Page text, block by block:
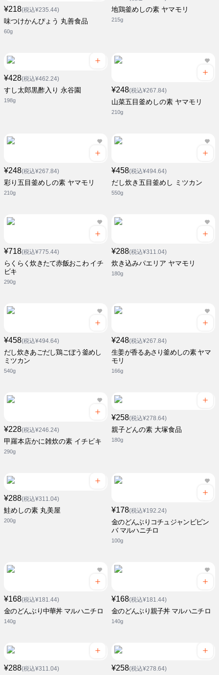
¥218(税込¥235.44)
味つけかんぴょう 丸善食品
60g
地鶏釜めしの素 ヤマモリ
215g
¥428(税込¥462.24)
すし太郎黒酢入り 永谷園
198g
¥248(税込¥267.84)
山菜五目釜めしの素 ヤマモリ
210g
¥248(税込¥267.84)
彩り五目釜めしの素 ヤマモリ
210g
¥458(税込¥494.64)
だし炊き五目釜めし ミツカン
550g
¥718(税込¥775.44)
らくらく炊きたて赤飯おこわ イチ
ビキ
290g
¥288(税込¥311.04)
炊き込みパエリア ヤマモリ
180g
¥458(税込¥494.64)
だし炊きあごだし鶏ごぼう釜めし
ミツカン
540g
¥248(税込¥267.84)
生姜が香るあさり釜めしの素 ヤマ
モリ
166g
¥228(税込¥246.24)
甲羅本店かに雑炊の素 イチビキ
290g
¥258(税込¥278.64)
親子どんの素 大塚食品
180g
¥288(税込¥311.04)
鮭めしの素 丸美屋
200g
¥178(税込¥192.24)
金のどんぶりコチュジャンビビン
バ マルハニチロ
100g
¥168(税込¥181.44)
金のどんぶり中華丼 マルハニチロ
140g
¥168(税込¥181.44)
金のどんぶり親子丼 マルハニチロ
140g
¥288(税込¥311.04) ¥258(税込¥278.64)